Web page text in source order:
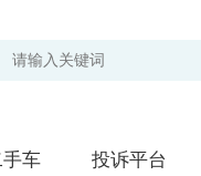
车 投诉平台